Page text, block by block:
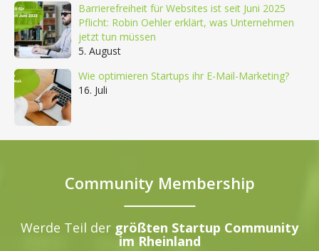
Barrierefreiheit für Websites ist seit Juni 2025
Pflicht: Robin Oehler erklärt, was Unternehmen
jetzt tun müssen
5. August
Wie optimieren Startups ihr E-Mail-Marketing?
16. Juli
Community Membership
Werde Teil der größten Startup Community
im Rheinland